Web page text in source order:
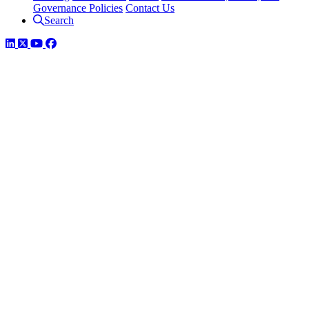
Governance Policies Contact Us
Search
LinkedIn
TwitterYouTube
Facebook